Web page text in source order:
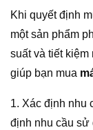
Khi quyết định
một sản phẩm
suất và tiết
giúp bạn mua
1. Xác định nhu
định nhu cầu sử